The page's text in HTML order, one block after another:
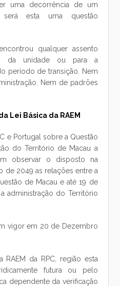
uma decorrência de um
esta uma questão
qualquer assento
da unidade ou para a
período de transição. Nem
Nem de padrões
Lei Básica da RAEM
e Portugal sobre a Questão
do Território de Macau a
observar o disposto na
de 2049 as relações entre a
de Macau e até 19 de
administração do Território
vigor em 20 de Dezembro
da RPC, região esta
futura ou pelo
dependente da verificação